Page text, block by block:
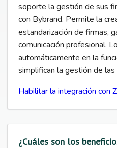
soporte la gestión de sus
con Bybrand. Permite la
estandarización de firmas,
comunicación profesional.
automáticamente en la
simplifican la gestión de las
Habilitar la integración con
¿Cuáles son los